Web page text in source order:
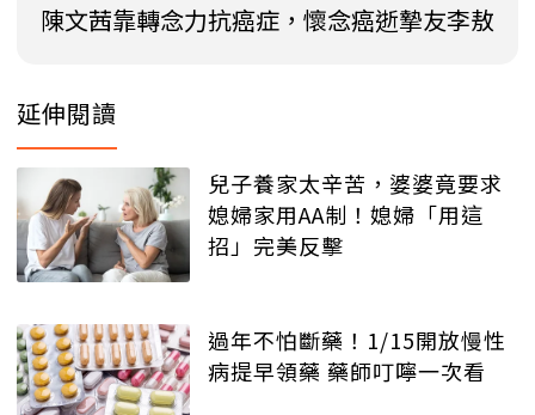
陳文茜靠轉念力抗癌症，懷念癌逝摯友李敖
延伸閱讀
兒子養家太辛苦，婆婆竟要求
媳婦家用AA制！媳婦「用這
招」完美反擊
過年不怕斷藥！1/15開放慢性
病提早領藥 藥師叮嚀一次看